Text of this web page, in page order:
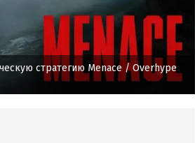
стратегию Menace / Overhype